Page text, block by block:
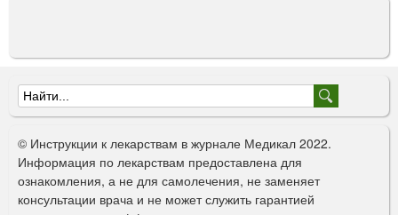
Ф
о
р
м
© Инструкции к лекарствам в журнале Медикал 2022.
Информация по лекарствам предоставлена для
ознакомления, а не для самолечения, не заменяет
консультации врача и не может служить гарантией